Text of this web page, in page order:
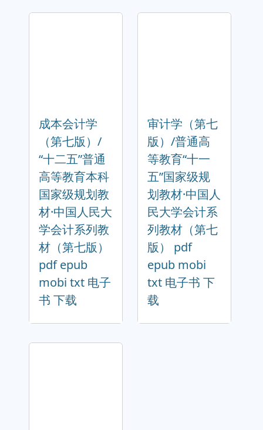
成本会计学
（第七版）/
“十二五”普通
高等教育本科
国家级规划教
材·中国人民大
学会计系列教
材（第七版）
pdf epub
mobi txt 电子
书 下载
审计学（第七
版）/普通高
等教育“十一
五”国家级规
划教材·中国人
民大学会计系
列教材（第七
版） pdf
epub mobi
txt 电子书 下
载